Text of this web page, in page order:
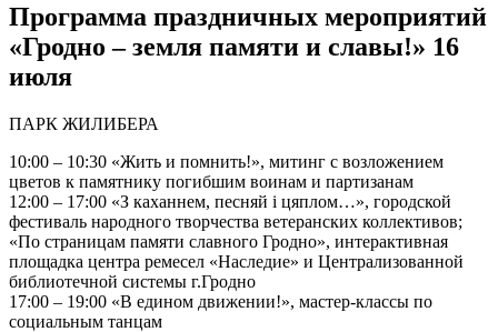
Программа праздничных мероприятий
«Гродно – земля памяти и славы!» 16
июля
ПАРК ЖИЛИБЕРА
10:00 – 10:30 «Жить и помнить!», митинг с возложением
цветов к памятнику погибшим воинам и партизанам
12:00 – 17:00 «З каханнем, песняй і цяплом…», городской
фестиваль народного творчества ветеранских коллективов;
«По страницам памяти славного Гродно», интерактивная
площадка центра ремесел «Наследие» и Централизованной
библиотечной системы г.Гродно
17:00 – 19:00 «В едином движении!», мастер-классы по
социальным танцам